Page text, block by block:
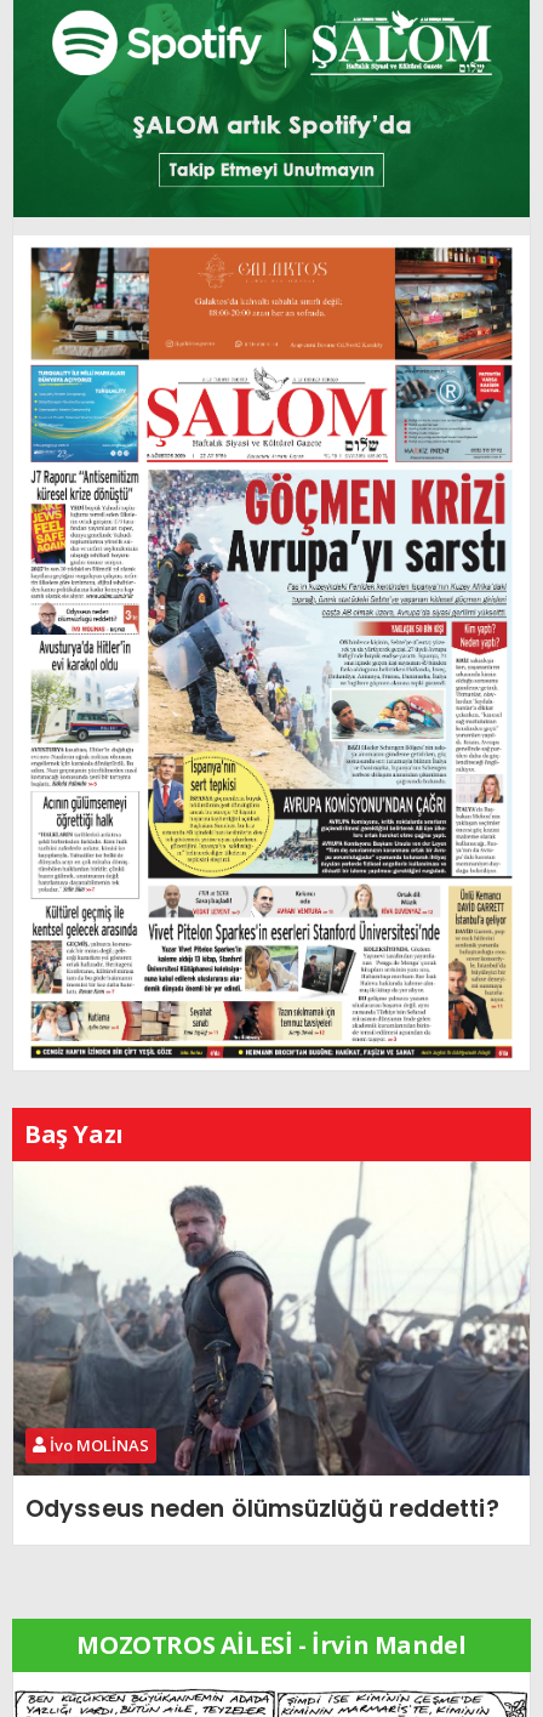
Baş Yazı
İvo MOLİNAS
Odysseus neden ölümsüzlüğü reddetti?
MOZOTROS AİLESİ - İrvin Mandel